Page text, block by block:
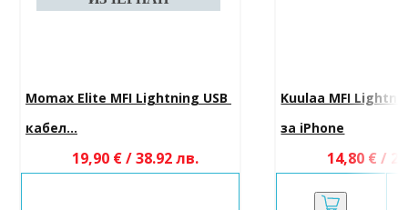
Momax Elite MFI Lightning USB
кабел...
19,90 € / 38.92 лв.
Kuulaa MFI
за iPhone
14,80 € /